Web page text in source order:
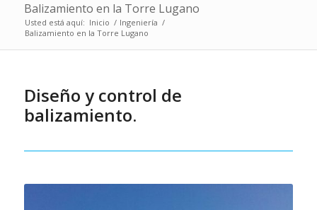
Balizamiento en la Torre Lugano
Usted está aquí: Inicio / Ingeniería /
Balizamiento en la Torre Lugano
Diseño y control de
balizamiento.